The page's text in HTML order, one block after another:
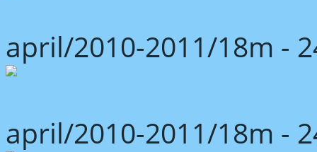
april/2010-2011/18m -
april/2010-2011/18m -